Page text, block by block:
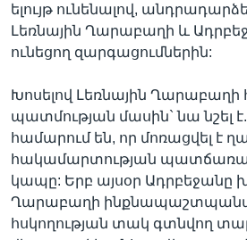
ելույթ ունենալով,
Լեռնային Ղարաբաղի և
ունեցող զարգացումներին:
Խոսելով Լեռնային
պատմության մասին` նա նշել
համարում են, որ մոռացվել է
հակամարտության
կապը: Երբ այսօր Ադրբեջանը
Ղարաբաղի
հսկողության տակ գտնվող